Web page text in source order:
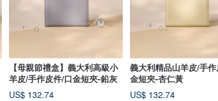
【母親節禮盒】義大利高級小
羊皮/手作皮件/口金短夾-鉛灰
US$ 132.74
義大利精品山羊皮/手
金短夾-杏仁黃
US$ 132.74